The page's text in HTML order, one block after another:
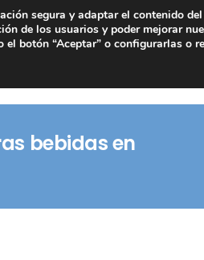
bebidas en
segura y adaptar el contenido
de los usuarios y poder mejorar
botón “Aceptar” o configurarlas o